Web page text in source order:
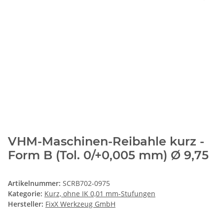
VHM-Maschinen-Reibahle kurz -
Form B (Tol. 0/+0,005 mm) Ø 9,75
Artikelnummer: SCRB702-0975
Kategorie: Kurz, ohne IK 0,01 mm-Stufungen
Hersteller: FixX Werkzeug GmbH